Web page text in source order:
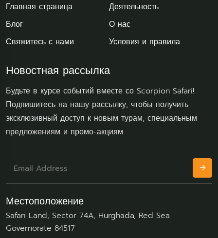
Главная страница
Деятельность
Блог
О нас
Свяжитесь с нами
Условия и правила
Новостная рассылка
Будьте в курсе событий вместе со Scorpion Safari!
Подпишитесь на нашу рассылку, чтобы получить
эксклюзивный доступ к новым турам, специальным
предложениям и промо-акциям.
Местоположение
Safari Land, Sector 74A, Hurghada, Red Sea
Governorate 84517